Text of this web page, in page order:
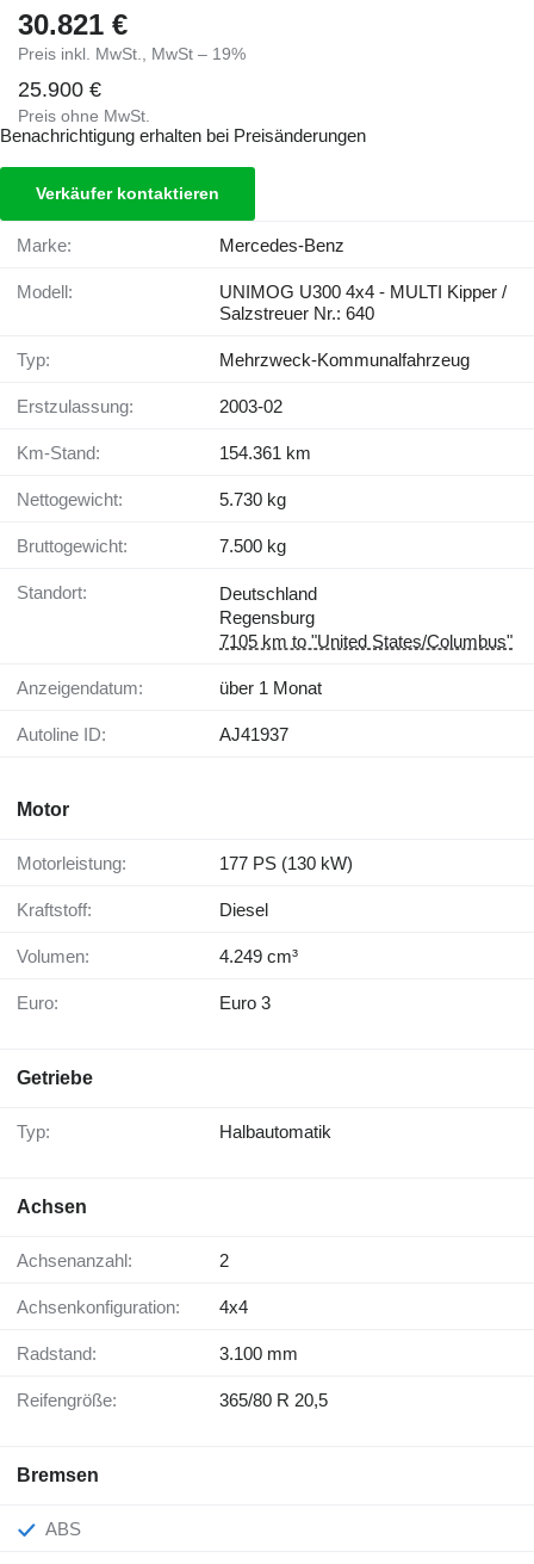
30.821 €
Preis inkl. MwSt., MwSt – 19%
25.900 €
Preis ohne MwSt.
Benachrichtigung erhalten bei Preisänderungen
Verkäufer kontaktieren
Marke: Mercedes-Benz
Modell:
UNIMOG U300 4x4 - MULTI Kipper /
Salzstreuer Nr.: 640
Typ: Mehrzweck-Kommunalfahrzeug
Erstzulassung: 2003-02
Km-Stand: 154.361 km
Nettogewicht: 5.730 kg
Bruttogewicht: 7.500 kg
Standort:
Deutschland
Regensburg
7105 km to "United States/Columbus"
Anzeigendatum: über 1 Monat
Autoline ID: AJ41937
Motor
Motorleistung: 177 PS (130 kW)
Kraftstoff: Diesel
Volumen: 4.249 cm³
Euro: Euro 3
Getriebe
Typ: Halbautomatik
Achsen
Achsenanzahl: 2
Achsenkonfiguration: 4x4
Radstand: 3.100 mm
Reifengröße: 365/80 R 20,5
Bremsen
ABS